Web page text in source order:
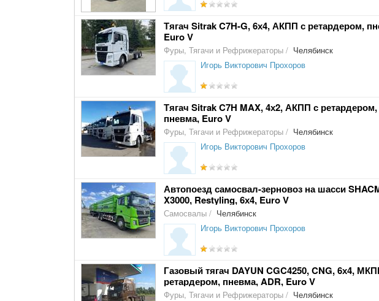
Тягач Sitrak C7H-G, 6х4, АКПП с ретардером,
Euro V
Фуры, Тягачи и Рефрижераторы / Челябинск
Игорь Викторович Прохоров
Тягач Sitrak C7H MAX, 4х2, АКПП с ретардером,
пневма, Euro V
Фуры, Тягачи и Рефрижераторы / Челябинск
Игорь Викторович Прохоров
Автопоезд самосвал-зерновоз на шасси
X3000, Restyling, 6х4, Euro V
Самосвалы / Челябинск
Игорь Викторович Прохоров
Газовый тягач DAYUN CGC4250, CNG, 6х4,
ретардером, пневма, ADR, Euro V
Фуры, Тягачи и Рефрижераторы / Челябинск